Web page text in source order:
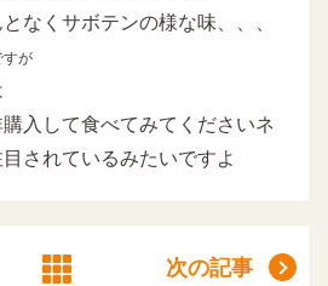
なくサボテンの様な味、、、
すが
入して食べてみてくださいネ
されているみたいですよ
次の記事